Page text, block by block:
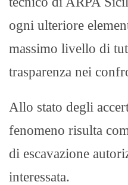
ogni ulteriore
massimo livello di
trasparenza nei
Allo stato degli
fenomeno risulta
di escavazione
interessata.